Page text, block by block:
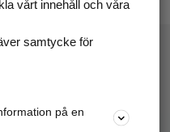
vårt innehåll och våra
samtycke för
på en